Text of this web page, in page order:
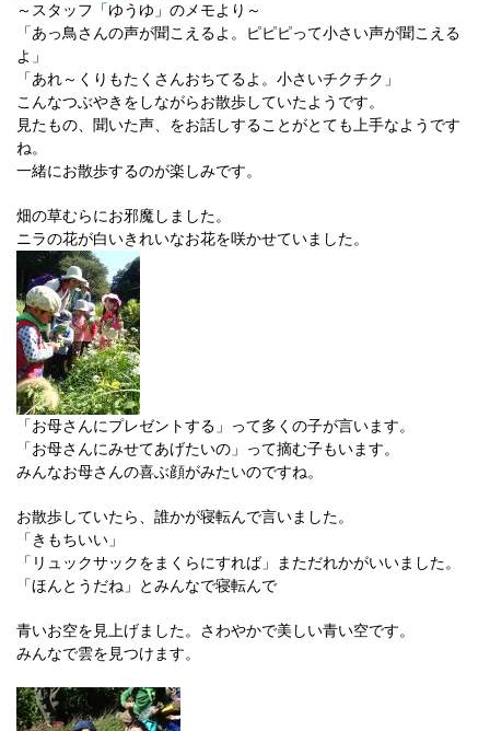
～スタッフ「ゆうゆ」のメモより～
「あっ鳥さんの声が聞こえるよ。ピピピって小さい声が聞こえる
よ」
「あれ～くりもたくさんおちてるよ。小さいチクチク」
こんなつぶやきをしながらお散歩していたようです。
見たもの、聞いた声、をお話しすることがとても上手なようです
ね。
一緒にお散歩するのが楽しみです。
畑の草むらにお邪魔しました。
ニラの花が白いきれいなお花を咲かせていました。
「お母さんにプレゼントする」って多くの子が言います。
「お母さんにみせてあげたいの」って摘む子もいます。
みんなお母さんの喜ぶ顔がみたいのですね。
お散歩していたら、誰かが寝転んで言いました。
「きもちいい」
「リュックサックをまくらにすれば」まただれかがいいました。
「ほんとうだね」とみんなで寝転んで
青いお空を見上げました。さわやかで美しい青い空です。
みんなで雲を見つけます。